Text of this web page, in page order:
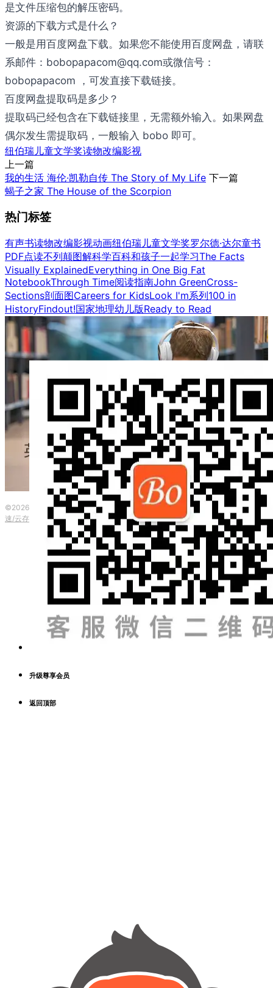
是文件压缩包的解压密码。
资源的下载方式是什么？
一般是用百度网盘下载。如果您不能使用百度网盘，请联
系邮件：bobopapacom@qq.com或微信号：
bobopapacom ，可发直接下载链接。
百度网盘提取码是多少？
提取码已经包含在下载链接里，无需额外输入。如果网盘
偶尔发生需提取码，一般输入 bobo 即可。
纽伯瑞儿童文学奖读物改编影视
上一篇
我的生活 海伦·凯勒自传 The Story of My Life 下一篇
蝎子之家 The House of the Scorpion
热门标签
有声书读物改编影视动画纽伯瑞儿童文学奖罗尔德·达尔童书
PDF点读不列颠图解科学百科和孩子一起学习The Facts
Visually ExplainedEverything in One Big Fat
NotebookThrough Time阅读指南John GreenCross-
Sections剖面图Careers for KidsLook I'm系列100 in
HistoryFindout!国家地理幼儿版Ready to Read
©2026 波英教育咨询 · 粤ICP备2023153917号| 本网站由
提供CDN加
速/云存储服务
升级尊享会员
返回顶部